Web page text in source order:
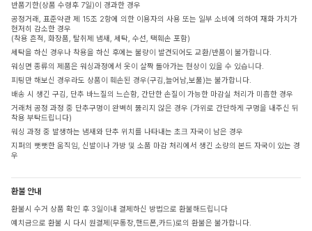
반품기한(상품 수령후 7일)이 경과한 경우
공정거래, 표준약관 제 15조 2항에 의한 이용자의 사용 또는 일부 소비에 의하여 재화 가치가
현저히 감소한 경우
(착용 흔적, 화장품, 탈취제 냄새, 세탁, 수선, 택훼손 포함)
세탁을 하신 경우나 착용을 하신 후에는 불량이 발견되어도 교환/반품이 불가합니다.
워싱면 종류의 제품은 워싱과정에서 옷이 살짝 돌아가는 현상이 있을 수 있습니다.
피팅만 해보신 경우라도 상품이 훼손된 경우(구김,늘어남,보풀)는 불가합니다.
배송 시 생긴 구김, 단추 바느질의 느슨함, 간단한 손질이 가능한 마감실 처리가 미흡한 경우
거래처 공정 과정 중 단추구멍이 완벽히 뚫리지 않은 경우 (가위로 간단하게 구멍을 내주신 뒤
착용 부탁드립니다)
워싱 과정 중 발생하는 냄새와 단추 위치를 나타내는 초크 자국이 남은 경우
지퍼의 뻣뻣한 움직임, 신발이나 가방 및 소품 마감 처리에서 생긴 소량의 본드 자국이 있는 경
우
환불 안내
환불시 수거 상품 확인 후 3일이내 결제하신 방법으로 환불해드립니다
예치금으로 환불 시 다시 원결제(무통장,핸드폰,카드)로의 환불은 불가합니다.